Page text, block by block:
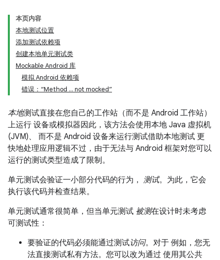
本页内容
本地测试位置
添加测试依赖项
创建本地单元测试类
Mockable Android 库
模拟 Android 依赖项
错误：“Method ... not mocked”
本地测试直接在您自己的工作站（而不是 Android 工作站）
上运行 设备或模拟器因此，该方法会使用本地 Java 虚拟机
(JVM)、 而不是 Android 设备来运行测试借助本地测试 更
快地处理应用逻辑不过，由于无法与 Android 框架对您可以
运行的测试类型造成了限制。
单元测试会验证一小部分代码的行为， 测试。为此，它会
执行该代码并检查结果。
单元测试通常很简单，但当单元测试 被测在设计时未考虑
可测试性：
要验证的代码必须能通过测试访问。对于 例如，您无
法直接测试私有方法。您可以改为通过 使用其公共